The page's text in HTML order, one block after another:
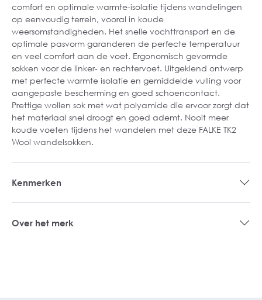
comfort en optimale warmte-isolatie tijdens wandelingen
op eenvoudig terrein, vooral in koude
weersomstandigheden. Het snelle vochttransport en de
optimale pasvorm garanderen de perfecte temperatuur
en veel comfort aan de voet. Ergonomisch gevormde
sokken voor de linker- en rechtervoet. Uitgekiend ontwerp
met perfecte warmte isolatie en gemiddelde vulling voor
aangepaste bescherming en goed schoencontact.
Prettige wollen sok met wat polyamide die ervoor zorgt dat
het materiaal snel droogt en goed ademt. Nooit meer
koude voeten tijdens het wandelen met deze FALKE TK2
Wool wandelsokken.
Kenmerken
Over het merk